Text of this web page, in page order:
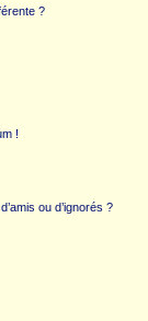
?
!
ou d’ignorés ?